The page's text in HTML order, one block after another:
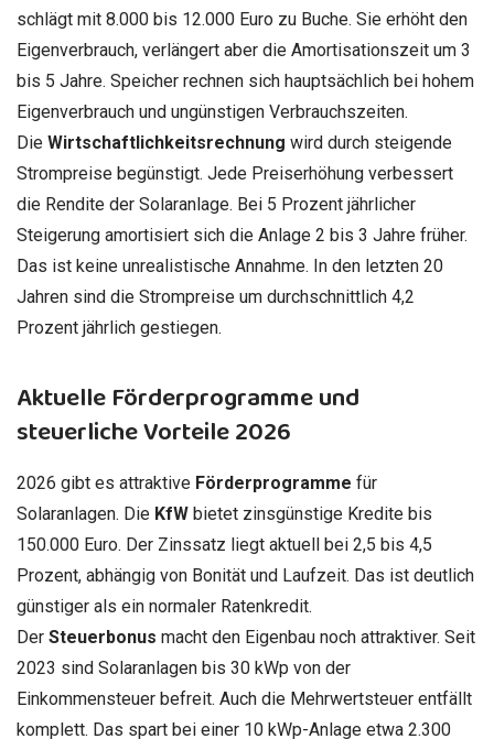
schlägt mit 8.000 bis 12.000 Euro zu Buche. Sie erhöht den
Eigenverbrauch, verlängert aber die Amortisationszeit um 3
bis 5 Jahre. Speicher rechnen sich hauptsächlich bei hohem
Eigenverbrauch und ungünstigen Verbrauchszeiten.
Die Wirtschaftlichkeitsrechnung wird durch steigende
Strompreise begünstigt. Jede Preiserhöhung verbessert
die Rendite der Solaranlage. Bei 5 Prozent jährlicher
Steigerung amortisiert sich die Anlage 2 bis 3 Jahre früher.
Das ist keine unrealistische Annahme. In den letzten 20
Jahren sind die Strompreise um durchschnittlich 4,2
Prozent jährlich gestiegen.
Aktuelle Förderprogramme und
steuerliche Vorteile 2026
2026 gibt es attraktive Förderprogramme für
Solaranlagen. Die KfW bietet zinsgünstige Kredite bis
150.000 Euro. Der Zinssatz liegt aktuell bei 2,5 bis 4,5
Prozent, abhängig von Bonität und Laufzeit. Das ist deutlich
günstiger als ein normaler Ratenkredit.
Der Steuerbonus macht den Eigenbau noch attraktiver. Seit
2023 sind Solaranlagen bis 30 kWp von der
Einkommensteuer befreit. Auch die Mehrwertsteuer entfällt
komplett. Das spart bei einer 10 kWp-Anlage etwa 2.300